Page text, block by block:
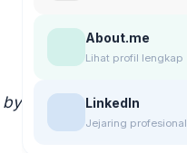
by
About.me
Lihat profil lengkap
LinkedIn
Jejaring profesional